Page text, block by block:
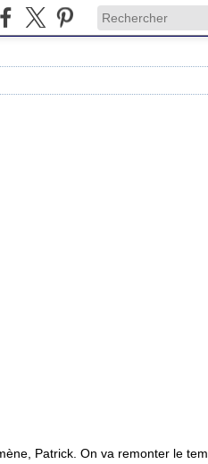
Patrick. On va remonter le tem